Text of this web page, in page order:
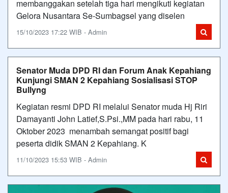
membanggakan setelah tiga hari mengikuti kegiatan
Gelora Nusantara Se-Sumbagsel yang diselen
15/10/2023 17:22 WIB - Admin
Senator Muda DPD RI dan Forum Anak Kepahiang
Kunjungi SMAN 2 Kepahiang Sosialisasi STOP
Bullyng
Kegiatan resmi DPD RI melalui Senator muda Hj Riri
Damayanti John Latief,S.Psi.,MM pada hari rabu, 11
Oktober 2023 menambah semangat positif bagi
peserta didik SMAN 2 Kepahiang. K
11/10/2023 15:53 WIB - Admin